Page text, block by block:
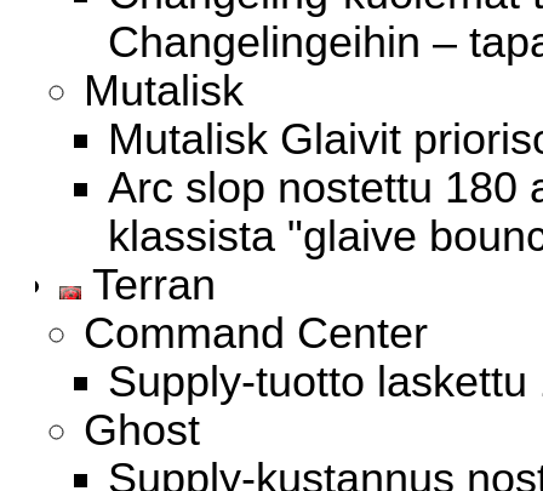
Changelingeihin –
Mutalisk
Mutalisk Glaivit
Arc slop nostettu 180
klassista "glaive
Terran
Command Center
Supply-tuotto laskettu
Ghost
Supply-kustannus